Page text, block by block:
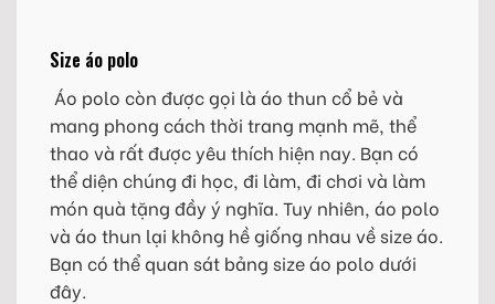
Size áo polo
Áo polo còn được gọi là áo thun cổ bẻ và
mang phong cách thời trang mạnh mẽ, thể
thao và rất được yêu thích hiện nay. Bạn có
thể diện chúng đi học, đi làm, đi chơi và làm
món quà tặng đầy ý nghĩa. Tuy nhiên, áo polo
và áo thun lại không hề giống nhau về size áo.
Bạn có thể quan sát bảng size áo polo dưới
đây.